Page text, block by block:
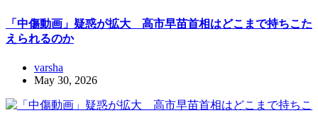
「中傷動画」疑惑が拡大 高市早苗首相はどこまで持ちこた
えられるのか
varsha
May 30, 2026